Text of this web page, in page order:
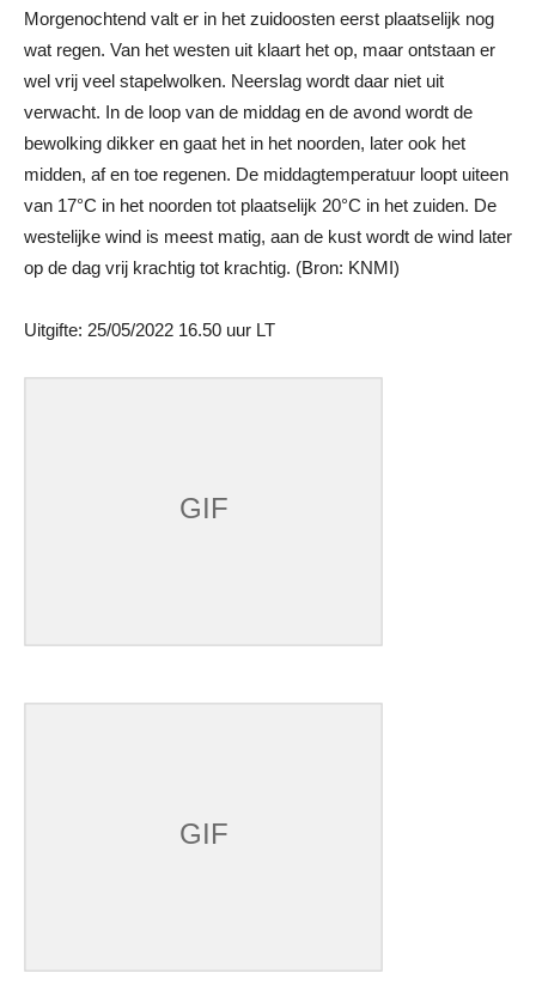
Morgenochtend valt er in het zuidoosten eerst plaatselijk nog
wat regen. Van het westen uit klaart het op, maar ontstaan er
wel vrij veel stapelwolken. Neerslag wordt daar niet uit
verwacht. In de loop van de middag en de avond wordt de
bewolking dikker en gaat het in het noorden, later ook het
midden, af en toe regenen. De middagtemperatuur loopt uiteen
van 17°C in het noorden tot plaatselijk 20°C in het zuiden. De
westelijke wind is meest matig, aan de kust wordt de wind later
op de dag vrij krachtig tot krachtig. (Bron: KNMI)
Uitgifte: 25/05/2022 16.50 uur LT